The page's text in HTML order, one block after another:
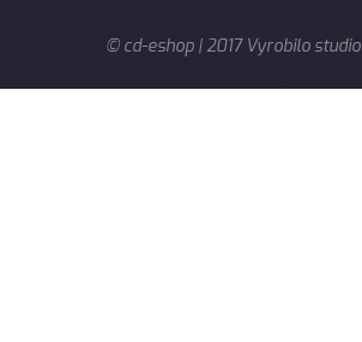
© cd-eshop | 2017 Vyrobilo studio